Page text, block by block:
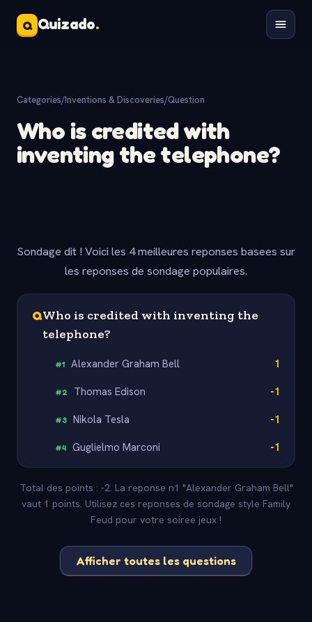
Q Quizado.
Categories/Inventions & Discoveries/Question
Who is credited with
inventing the telephone?
Sondage dit ! Voici les 4 meilleures reponses basees sur
les reponses de sondage populaires.
QWho is credited with inventing the
telephone?
#1 Alexander Graham Bell 1
#2 Thomas Edison -1
#3 Nikola Tesla -1
#4 Guglielmo Marconi -1
Total des points : -2. La reponse n1 "Alexander Graham Bell"
vaut 1 points. Utilisez ces reponses de sondage style Family
Feud pour votre soiree jeux !
Afficher toutes les questions